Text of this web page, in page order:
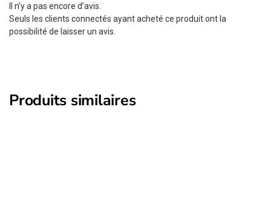
Il n’y a pas encore d’avis.
Seuls les clients connectés ayant acheté ce produit ont la
possibilité de laisser un avis.
Produits similaires